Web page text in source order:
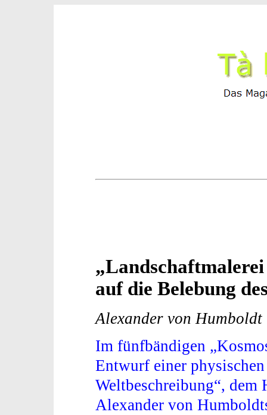
auf die Belebung
Alexander von Humboldt
Im fünfbändigen
Entwurf einer physischen
Weltbeschreibung“, dem
Alexander von